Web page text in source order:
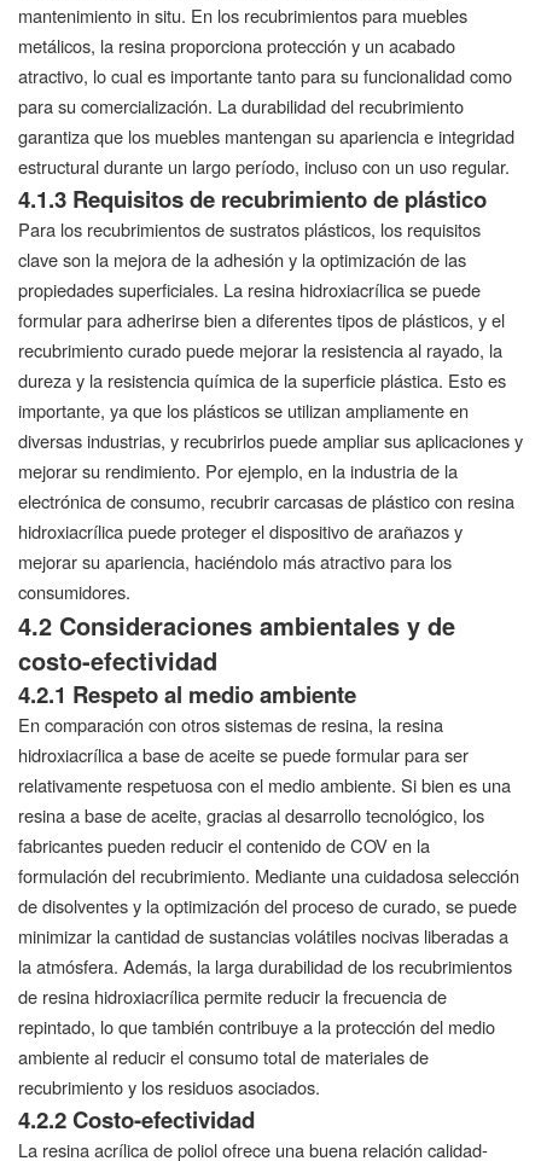
mantenimiento in situ. En los recubrimientos para muebles
metálicos, la resina proporciona protección y un acabado
atractivo, lo cual es importante tanto para su funcionalidad como
para su comercialización. La durabilidad del recubrimiento
garantiza que los muebles mantengan su apariencia e integridad
estructural durante un largo período, incluso con un uso regular.
4.1.3 Requisitos de recubrimiento de plástico
Para los recubrimientos de sustratos plásticos, los requisitos
clave son la mejora de la adhesión y la optimización de las
propiedades superficiales. La resina hidroxiacrílica se puede
formular para adherirse bien a diferentes tipos de plásticos, y el
recubrimiento curado puede mejorar la resistencia al rayado, la
dureza y la resistencia química de la superficie plástica. Esto es
importante, ya que los plásticos se utilizan ampliamente en
diversas industrias, y recubrirlos puede ampliar sus aplicaciones y
mejorar su rendimiento. Por ejemplo, en la industria de la
electrónica de consumo, recubrir carcasas de plástico con resina
hidroxiacrílica puede proteger el dispositivo de arañazos y
mejorar su apariencia, haciéndolo más atractivo para los
consumidores.
4.2 Consideraciones ambientales y de
costo-efectividad
4.2.1 Respeto al medio ambiente
En comparación con otros sistemas de resina, la resina
hidroxiacrílica a base de aceite se puede formular para ser
relativamente respetuosa con el medio ambiente. Si bien es una
resina a base de aceite, gracias al desarrollo tecnológico, los
fabricantes pueden reducir el contenido de COV en la
formulación del recubrimiento. Mediante una cuidadosa selección
de disolventes y la optimización del proceso de curado, se puede
minimizar la cantidad de sustancias volátiles nocivas liberadas a
la atmósfera. Además, la larga durabilidad de los recubrimientos
de resina hidroxiacrílica permite reducir la frecuencia de
repintado, lo que también contribuye a la protección del medio
ambiente al reducir el consumo total de materiales de
recubrimiento y los residuos asociados.
4.2.2 Costo-efectividad
La resina acrílica de poliol ofrece una buena relación calidad-